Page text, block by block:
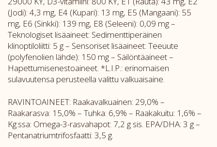
(Jodi): 4,3 mg, E4 (Kupari): 13 mg, E5 (Mangaani): 55
mg, E6 (Sinkki): 139 mg, E8 (Seleeni): 0,09 mg –
Teknologiset lisäaineet: Sedimenttiperäinen
klinoptiloliitti: 5 g – Sensoriset lisäaineet: Teeuute
(polyfenolien lähde): 150 mg – Säilöntäaineet –
Hapettumisenestoaineet. *L.I.P.: erinomaisen
sulavuutensa perusteella valittu valkuaisaine.
RAVINTOAINEET: Raakavalkuainen: 29,0% –
Raakarasva: 15,0% – Tuhka: 6,9% – Raakakuitu: 1,6% –
Kg:ssa: Omega-3-rasvahapot: 7,2 g sis. EPA/DHA: 3 g –
Pentanatriumtrifosfaatti: 3,5 g.